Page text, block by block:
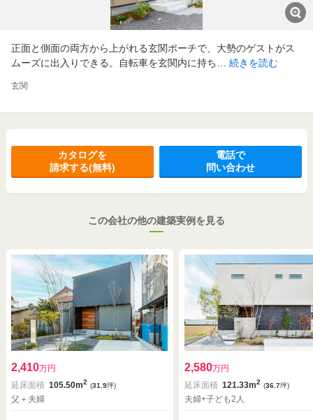
正面と側面の両方から上がれる玄関ポーチで、大勢のゲストがス
ムーズに出入りできる。自転車を玄関内に持ち… 続きを読む
玄関
カタログを
請求する(無料)
電話で
問い合わせ
この会社の他の建築実例を見る
2,410万円
延床面積 105.50m2 (31.9坪)
父＋夫婦
2,580万円
延床面積 121.33m2 (36.7坪)
夫婦+子ども2人